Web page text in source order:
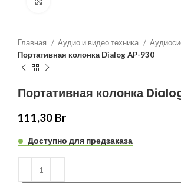
Главная Аудио и видео техника
Портативная колонка Dialog AP-930
Портативная колонка
111,30 Br
Доступно для предзаказа